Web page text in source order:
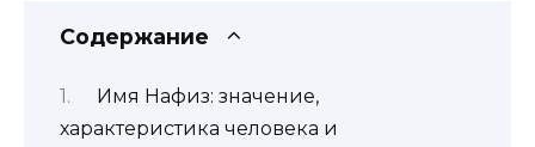
Содержание
Имя Нафиз: значение,
характеристика человека и